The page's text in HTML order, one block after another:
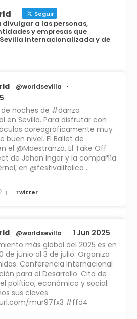
Seguir
divulgar a las personas,
y empresas que
internacionalizada y de
@worldsevilla ·
noches de #danza
en Sevilla. Para disfrutar con
coreográficamente muy
buen nivel. El Ballet de
el @Maestranza. El Take Off
de Johan Inger y la compañía
en @festivalitalica .
1 Twitter
@worldsevilla ·
1 Jun 2025
más global del 2025 es en
de junio al 3 de julio. Organiza
Conferencia Internacional
para el Desarrollo. Cita de
político, económico y social.
sus claves:
mur97fx3 #ffd4